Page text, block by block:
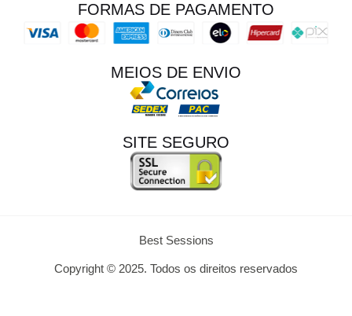
FORMAS DE PAGAMENTO
MEIOS DE ENVIO
SITE SEGURO
Best Sessions
Copyright © 2025. Todos os direitos reservados